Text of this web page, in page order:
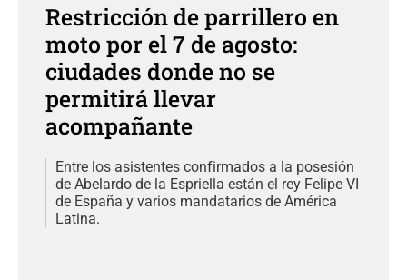
Restricción de parrillero en
moto por el 7 de agosto:
ciudades donde no se
permitirá llevar
acompañante
Entre los asistentes confirmados a la posesión
de Abelardo de la Espriella están el rey Felipe VI
de España y varios mandatarios de América
Latina.